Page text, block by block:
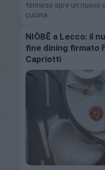
torinese apre un nuovo
cucina…
NIÒBĒ a Lecco: il
fine dining firmato
Capriotti